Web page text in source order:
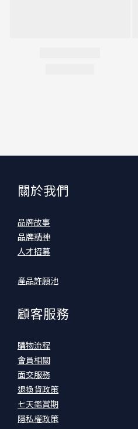
關於我們
品牌故事
品牌精神
人才招募
產品許願池
顧客服務
購物流程
會員相關
面交服務
退換貨政策
七天鑑賞期
隱私權政策